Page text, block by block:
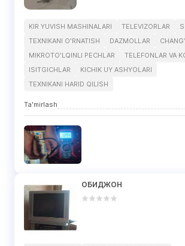
KIR YUVISH MASHINALARI TELEVIZORLAR
TEXNIKANI O'RNATISH
DAZMOLLAR
MIKROTO'LQINLI PECHLAR
TELEFONLAR VA
ISITGICHLAR
KICHIK UY ASHYOLARI
TEXNIKANI HARID QILISH
Ta'mirlash
ОБИДЖОН